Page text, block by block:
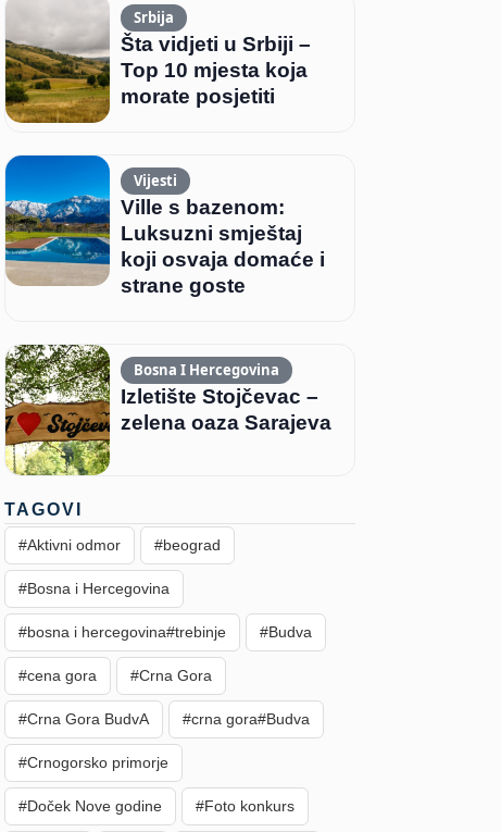
Srbija
Šta vidjeti u Srbiji –
Top 10 mjesta koja
morate posjetiti
Vijesti
Ville s bazenom:
Luksuzni smještaj
koji osvaja domaće i
strane goste
Bosna I Hercegovina
Izletište Stojčevac –
zelena oaza Sarajeva
TAGOVI
#Aktivni odmor #beograd
#Bosna i Hercegovina
#bosna i hercegovina#trebinje #Budva
#cena gora #Crna Gora
#Crna Gora BudvA #crna gora#Budva
#Crnogorsko primorje
#Doček Nove godine #Foto konkurs